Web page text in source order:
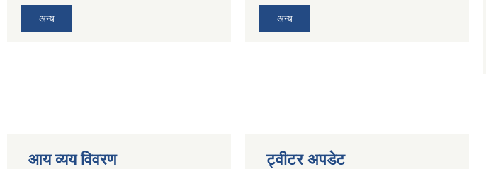
अन्य अन्य
आय व्यय विवरण ट्वीटर अपडेट